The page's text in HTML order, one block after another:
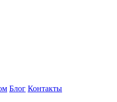
Блог Контакты